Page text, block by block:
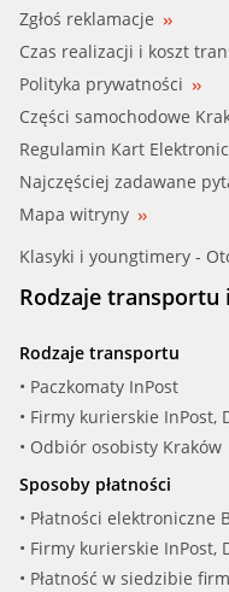
Zgłoś reklamacje
Czas realizacji i koszt
Polityka prywatności
Części samochodowe
Regulamin Kart
Najczęściej zadawane
Mapa witryny
Klasyki i youngtimery -
Rodzaje transportu
Rodzaje transportu
• Paczkomaty InPost
• Firmy kurierskie InPost,
• Odbiór osobisty Kraków
Sposoby płatności
• Płatności elektroniczne
• Firmy kurierskie InPost,
• Płatność w siedzibie